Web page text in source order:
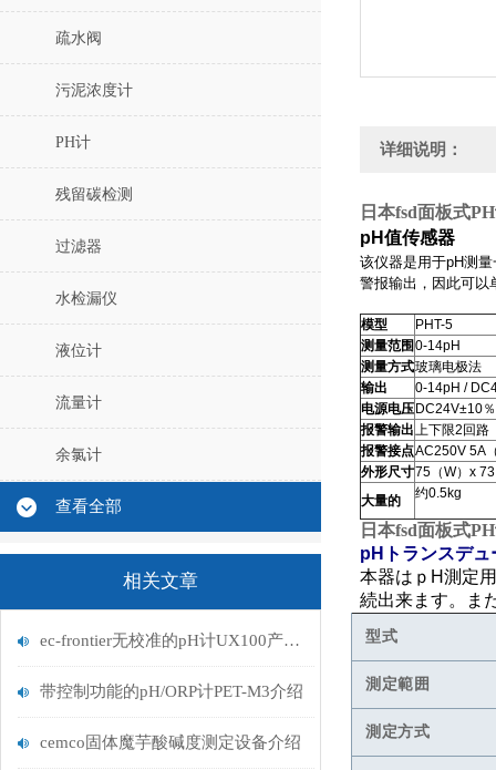
疏水阀
污泥浓度计
PH计
残留碳检测
过滤器
水检漏仪
液位计
流量计
余氯计
查看全部
相关文章
ec-frontier无校准的pH计UX100产品介绍
带控制功能的pH/ORP计PET-M3介绍
cemco固体魔芋酸碱度测定设备介绍
详细说明：
日本fsd面板式
pH值传感器
该仪器是用于pH测
警报输出，因此可以
模型
PHT-5
测量范围 0-14pH
测量方式玻璃电极法
输出
0-14pH /
电源电压 DC24V±10％
报警输出上下限2回路
报警接点AC250V 5A
外形尺寸75（W）x
大量的
约0.5kg
日本fsd面板式
pHトランスデュ
本器はｐH測定
続出来ます。ま
型式
測定範囲
測定方式